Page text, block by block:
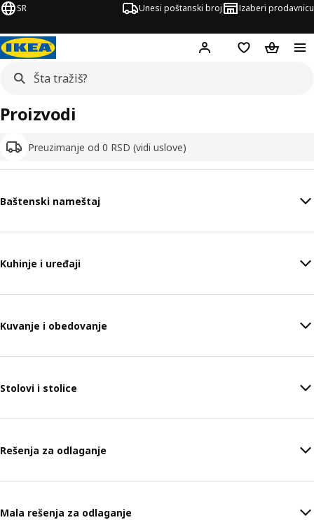
SR Unesi poštanski broj Izaberi prodavnicu
Hej! Prijavi se
Lista željaKorpa
Preuzimanje od 0 RSD (vidi uslove)
Proizvodi
Baštenski nameštaj
Kuhinje i uređaji
Kuvanje i obedovanje
Stolovi i stolice
Rešenja za odlaganje
Mala rešenja za odlaganje